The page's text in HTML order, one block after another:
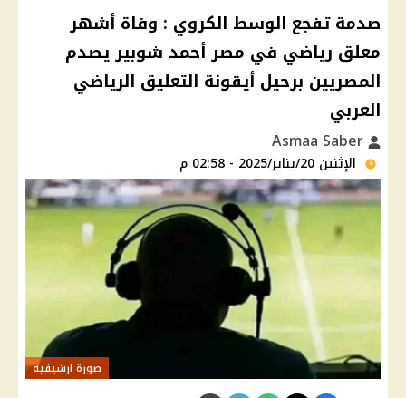
صدمة تفجع الوسط الكروي : وفاة أشهر
معلق رياضي في مصر أحمد شوبير يصدم
المصريين برحيل أيقونة التعليق الرياضي
العربي
الإثنين 20/يناير/2025 - 02:58 م
صورة ارشيفية